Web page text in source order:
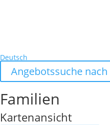
Deutsch
Angebotssuche
Familien
Kartenansicht